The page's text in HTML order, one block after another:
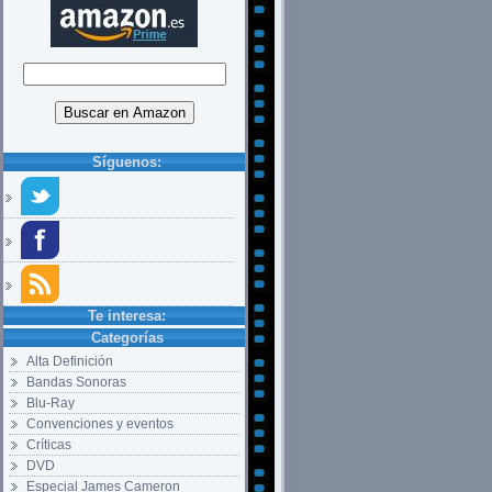
Síguenos:
Te interesa:
Categorías
Alta Definición
Bandas Sonoras
Blu-Ray
Convenciones y eventos
Críticas
DVD
Especial James Cameron